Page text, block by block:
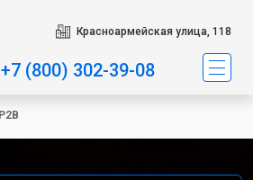
Красноармейская улица, 118
+7 (800) 302-39-08
P2B